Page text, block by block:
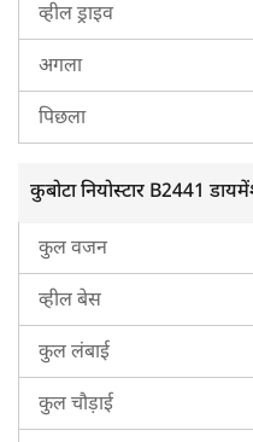
व्हील ड्राइव
अगला
पिछला
कुबोटा नियोस्टार B2441
कुल वजन
व्हील बेस
कुल लंबाई
कुल चौड़ाई